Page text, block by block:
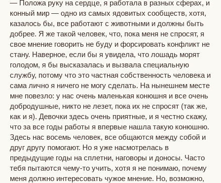
— Положа руку на сердце, я работала в разных сферах, и
конный мир — одно из самых ядовитых сообществ, хотя,
казалось бы, все работают с животными и должны быть
добрее. Я же такой человек, что, пока меня не спросят, я
свое мнение говорить не буду и форсировать конфликт не
стану. Наверное, если бы я увидела, что лошадь морят
голодом, я бы высказалась и вызвала специальную
службу, потому что это частная собственность человека и
сама лично я ничего не могу сделать. На нынешнем месте
мне повезло: у нас очень маленькая конюшня и все очень
добродушные, никто не лезет, пока их не спросят (так же,
как и я). Девочки здесь очень приятные, и я честно скажу,
что за все годы работы я впервые нашла такую конюшню.
Здесь нас восемь человек, все общаются между собой и
друг другу помогают. Но я уже насмотрелась в
предыдущие годы на сплетни, наговоры и доносы. Часто
тебя пытаются чему-то учить, хотя я не понимаю, почему
меня должно интересовать чужое мнение. Но, возможно,